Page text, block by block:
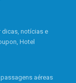
notícias e
Hotel
aéreas